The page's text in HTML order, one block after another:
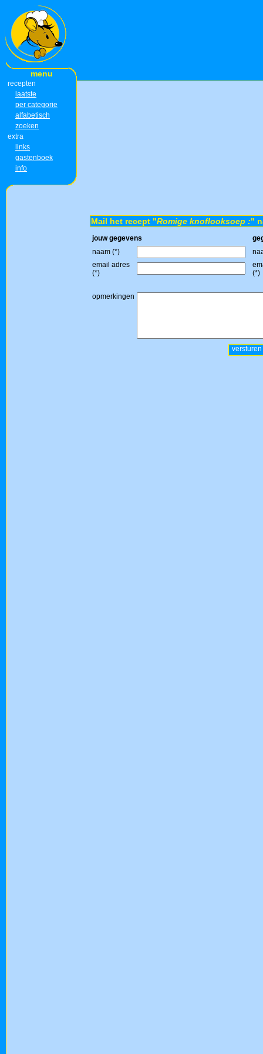
menu
recepten
laatste
per categorie
alfabetisch
zoeken
extra
links
gastenboek
info
Mail het recept "Romige knoflooksoep :"
jouw gegevens
naam (*)
email adres
(*)
(*)
opmerkingen